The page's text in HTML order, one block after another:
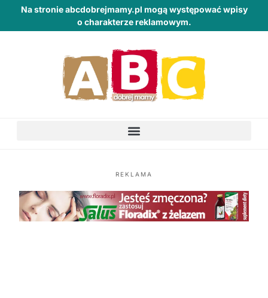
Na stronie abcdobrejmamy.pl mogą występować wpisy
o charakterze reklamowym.
REKLAMA